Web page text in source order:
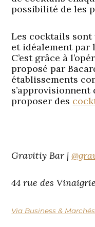
possibilité de les
Les cocktails sont
et idéalement par
C’est grâce à
proposé par
établissements
proposer des
Gravitiy Bar |
44 rue des
Via Business & Marchés